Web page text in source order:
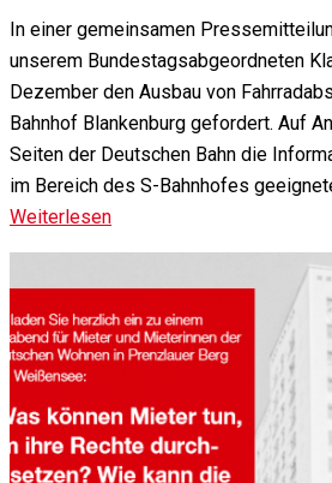
In einer gemeinsamen
unserem Bundestagsabgeordneten
Dezember den Ausbau von
Bahnhof Blankenburg gefordert. Auf
Seiten der Deutschen Bahn die
im Bereich des S-Bahnhofes
Weiterlesen